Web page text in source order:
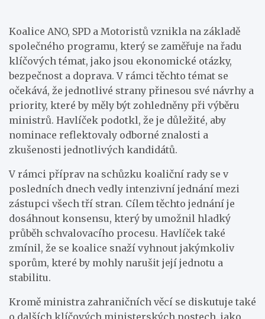
Koalice ANO, SPD a Motoristů vznikla na základě
společného programu, který se zaměřuje na řadu
klíčových témat, jako jsou ekonomické otázky,
bezpečnost a doprava. V rámci těchto témat se
očekává, že jednotlivé strany přinesou své návrhy a
priority, které by měly být zohledněny při výběru
ministrů. Havlíček podotkl, že je důležité, aby
nominace reflektovaly odborné znalosti a
zkušenosti jednotlivých kandidátů.
V rámci příprav na schůzku koaliční rady se v
posledních dnech vedly intenzivní jednání mezi
zástupci všech tří stran. Cílem těchto jednání je
dosáhnout konsensu, který by umožnil hladký
průběh schvalovacího procesu. Havlíček také
zmínil, že se koalice snaží vyhnout jakýmkoliv
sporům, které by mohly narušit její jednotu a
stabilitu.
Kromě ministra zahraničních věcí se diskutuje také
o dalších klíčových ministerských postech, jako